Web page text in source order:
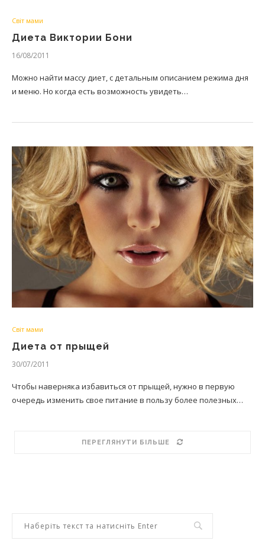
Світ мами
Диета Виктории Бони
16/08/2011
Можно найти массу диет, с детальным описанием режима дня
и меню. Но когда есть возможность увидеть…
Світ мами
Диета от прыщей
30/07/2011
Чтобы наверняка избавиться от прыщей, нужно в первую
очередь изменить свое питание в пользу более полезных…
ПЕРЕГЛЯНУТИ БІЛЬШЕ